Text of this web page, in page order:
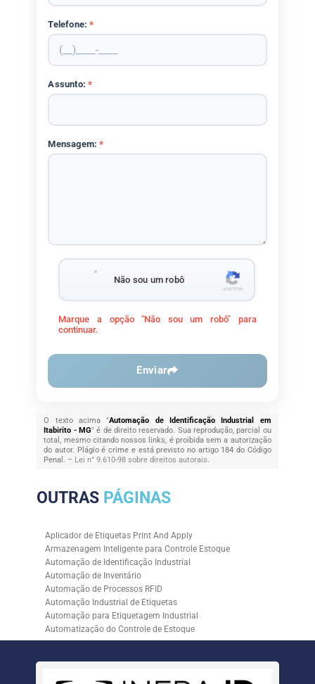
Telefone:*
Assunto:*
Mensagem:*
Não sou um robô
Marque a opção "Não sou um robô" para
continuar.
Enviar
O texto acima "Automação de Identificação Industrial em
Itabirito - MG" é de direito reservado. Sua reprodução, parcial ou
total, mesmo citando nossos links, é proibida sem a autorização
do autor. Plágio é crime e está previsto no artigo 184 do Código
Penal. – Lei n° 9.610-98 sobre direitos autorais.
OUTRAS PÁGINAS
Aplicador de Etiquetas Print And Apply
Armazenagem Inteligente para Controle Estoque
Automação de Identificação Industrial
Automação de Inventário
Automação de Processos RFID
Automação Industrial de Etiquetas
Automação para Etiquetagem Industrial
Automatização do Controle de Estoque
Controle de Estoque com RFID